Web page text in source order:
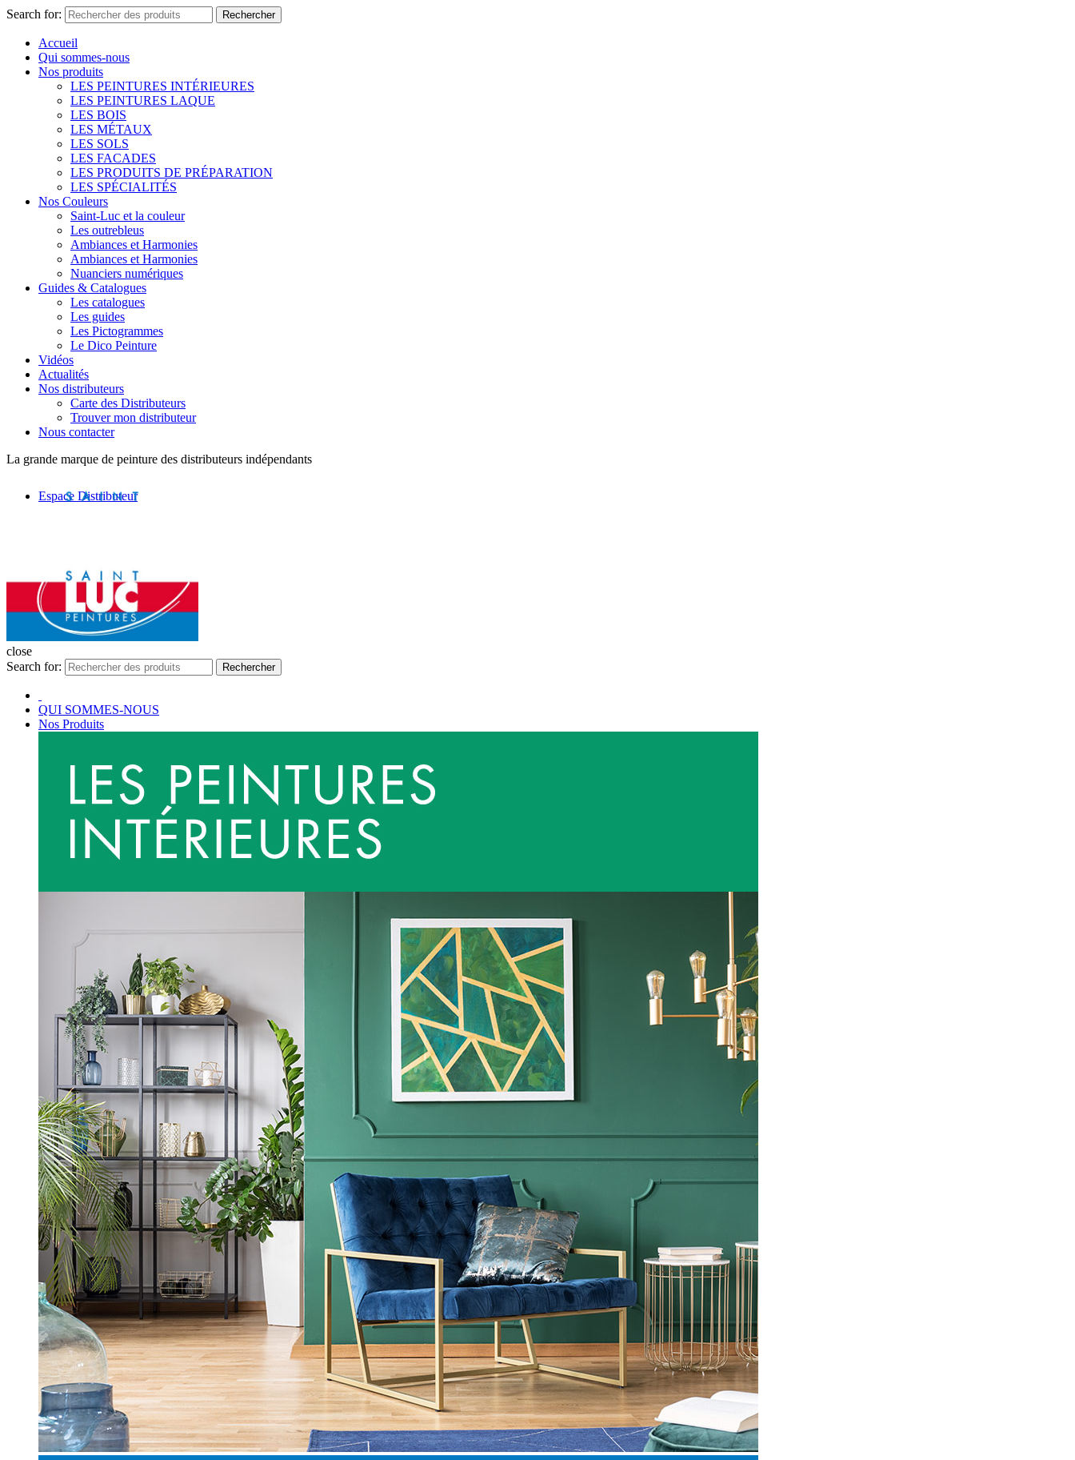
Search for: Rechercher
Accueil
Qui sommes-nous
Nos produits
LES PEINTURES INTÉRIEURES
LES PEINTURES LAQUE
LES BOIS
LES MÉTAUX
LES SOLS
LES FACADES
LES PRODUITS DE PRÉPARATION
LES SPÉCIALITÉS
Nos Couleurs
Saint-Luc et la couleur
Les outrebleus
Ambiances et Harmonies
Ambiances et Harmonies
Nuanciers numériques
Guides & Catalogues
Les catalogues
Les guides
Les Pictogrammes
Le Dico Peinture
Vidéos
Actualités
Nos distributeurs
Carte des Distributeurs
Trouver mon distributeur
Nous contacter
La grande marque de peinture des distributeurs indépendants
Espace Distributeur
close
Search for:
Rechercher
QUI SOMMES-NOUS
Nos Produits